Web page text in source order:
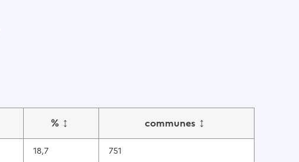
% ↕ communes ↕
18,7 751